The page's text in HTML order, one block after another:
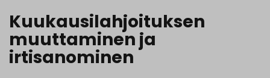
Kuukausilahjoituksen
muuttaminen ja
irtisanominen